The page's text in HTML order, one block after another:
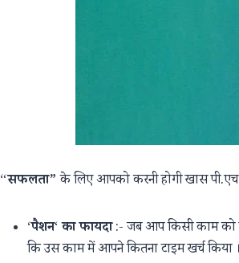
“सफलता”के लिए आपको करनी होगी खास
‘पैशन‘का फायदा:- जब आप किसी काम को
कि उस काम में आपने कितना टाइम खर्च